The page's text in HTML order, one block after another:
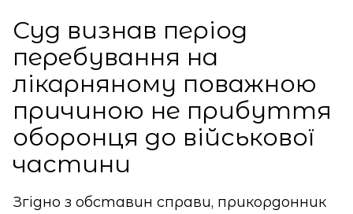
Суд визнав період
перебування на
лікарняному поважною
причиною не прибуття
оборонця до військової
частини
Згідно з обставин справи, прикордонник